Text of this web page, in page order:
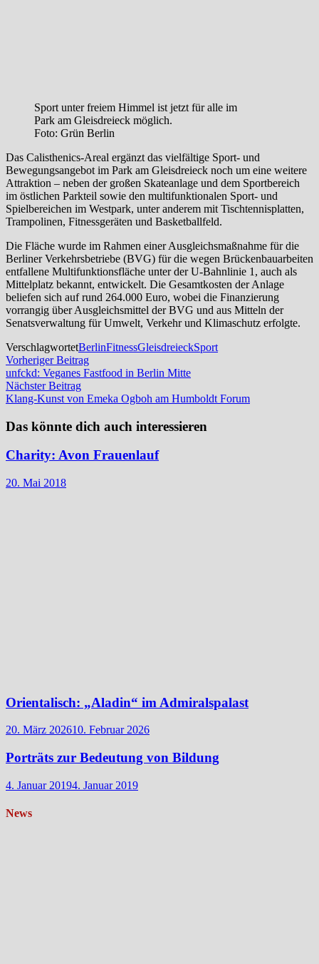
Sport unter freiem Himmel ist jetzt für alle im
Park am Gleisdreieck möglich.
Foto: Grün Berlin
Das Calisthenics-Areal ergänzt das vielfältige Sport- und
Bewegungsangebot im Park am Gleisdreieck noch um eine weitere
Attraktion – neben der großen Skateanlage und dem Sportbereich
im östlichen Parkteil sowie den multifunktionalen Sport- und
Spielbereichen im Westpark, unter anderem mit Tischtennisplatten,
Trampolinen, Fitnessgeräten und Basketballfeld.
Die Fläche wurde im Rahmen einer Ausgleichsmaßnahme für die
Berliner Verkehrsbetriebe (BVG) für die wegen Brückenbauarbeiten
entfallene Multifunktionsfläche unter der U-Bahnlinie 1, auch als
Mittelplatz bekannt, entwickelt. Die Gesamtkosten der Anlage
beliefen sich auf rund 264.000 Euro, wobei die Finanzierung
vorrangig über Ausgleichsmittel der BVG und aus Mitteln der
Senatsverwaltung für Umwelt, Verkehr und Klimaschutz erfolgte.
VerschlagwortetBerlinFitnessGleisdreieckSport
Beitragsnavigation
Vorheriger BeitragVorheriger
Beitrag:
unfckd: Veganes Fastfood in Berlin Mitte
Nächster BeitragNächster
Beitrag:
Klang-Kunst von Emeka Ogboh am Humboldt Forum
Das könnte dich auch interessieren
Charity: Avon Frauenlauf
20. Mai 2018
Orientalisch: „Aladin“ im Admiralspalast
20. März 202610. Februar 2026
Porträts zur Bedeutung von Bildung
4. Januar 20194. Januar 2019
News